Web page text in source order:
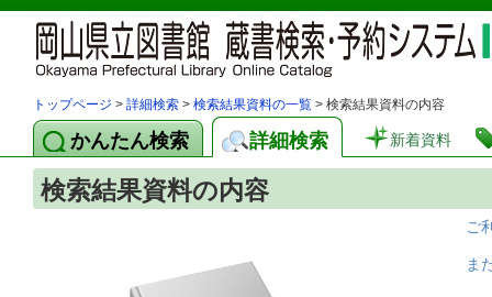
トップページ > 詳細検索 > 検索結果資料の一覧 > 検索結果資料の内容
かんたん検索 詳細検索 新着資料
検索結果資料の内容
ご
ま